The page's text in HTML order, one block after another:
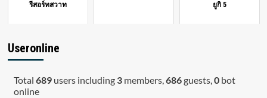
รีสอร์ทสวาท
ยูกิ 5
Useronline
Total 689users including 3members,686guests,0bot
online